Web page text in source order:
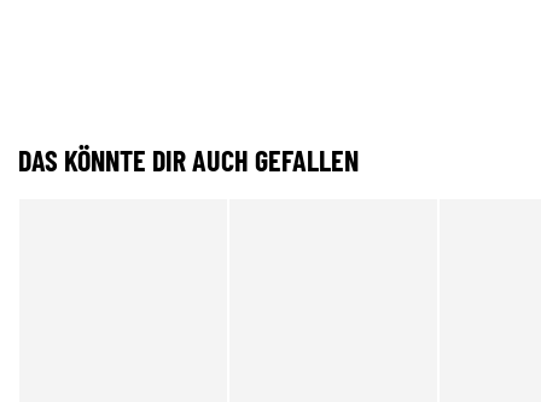
DAS KÖNNTE DIR AUCH GEFALLEN